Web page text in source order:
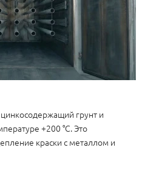
грунт и
+200 °C. Это
краски с металлом и